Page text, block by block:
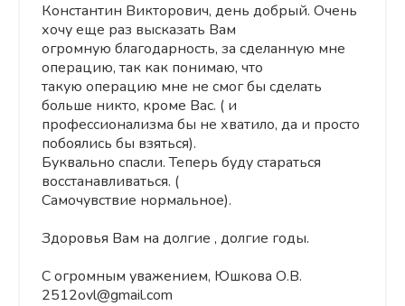
Константин Викторович, день добрый. Очень
хочу еще раз высказать Вам
огромную благодарность, за сделанную мне
операцию, так как понимаю, что
такую операцию мне не смог бы сделать
больше никто, кроме Вас. ( и
профессионализма бы не хватило, да и просто
побоялись бы взяться).
Буквально спасли. Теперь буду стараться
восстанавливаться. (
Самочувствие нормальное).
Здоровья Вам на долгие , долгие годы.
С огромным уважением, Юшкова О.В.
2512ovl@gmail.com